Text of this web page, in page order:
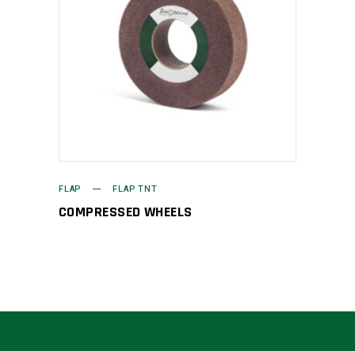
FLAP FLAP TNT
COMPRESSED WHEELS